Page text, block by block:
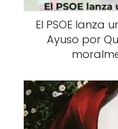
El PSOE
Ayuso por